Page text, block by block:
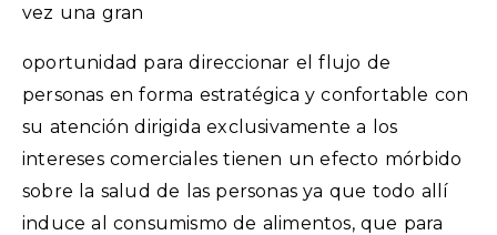
vez una gran
oportunidad para direccionar el flujo de
personas en forma estratégica y confortable con
su atención dirigida exclusivamente a los
intereses comerciales tienen un efecto mórbido
sobre la salud de las personas ya que todo allí
induce al consumismo de alimentos, que para